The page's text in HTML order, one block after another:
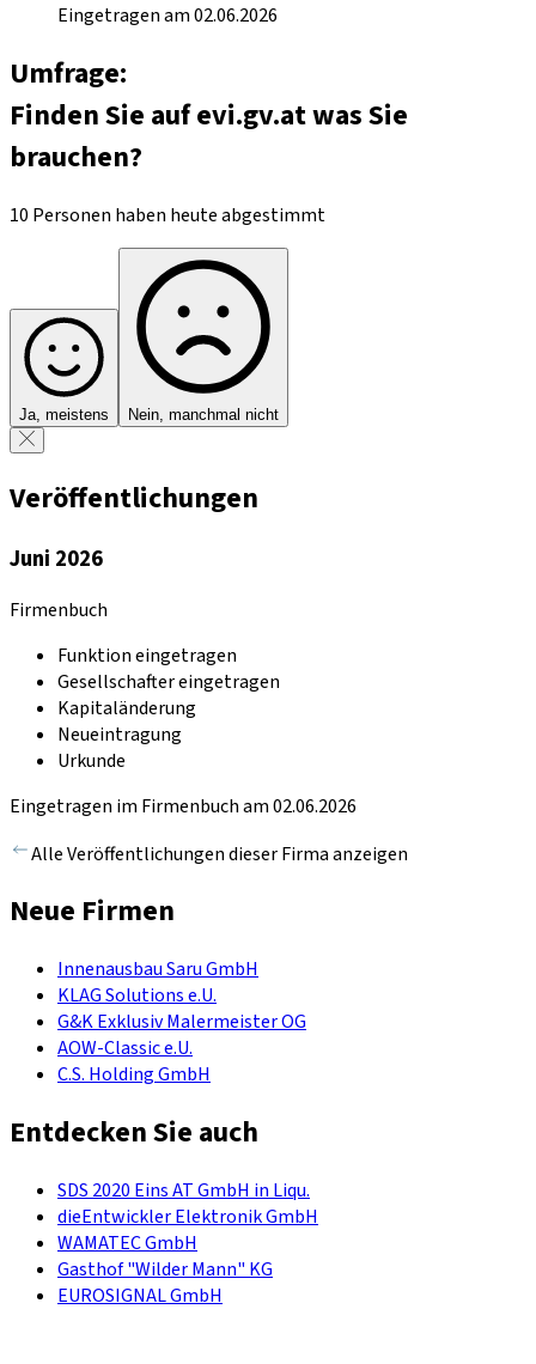
Eingetragen am 02.06.2026
Umfrage:
Finden Sie auf evi.gv.at was Sie
brauchen?
10 Personen haben heute abgestimmt
Ja, meistens Nein, manchmal nicht
Veröffentlichungen
Juni 2026
Firmenbuch
Funktion eingetragen
Gesellschafter eingetragen
Kapitaländerung
Neueintragung
Urkunde
Eingetragen im Firmenbuch am 02.06.2026
Alle Veröffentlichungen dieser Firma anzeigen
Neue Firmen
Innenausbau Saru GmbH
KLAG Solutions e.U.
G&K Exklusiv Malermeister OG
AOW-Classic e.U.
C.S. Holding GmbH
Entdecken Sie auch
SDS 2020 Eins AT GmbH in Liqu.
dieEntwickler Elektronik GmbH
WAMATEC GmbH
Gasthof "Wilder Mann" KG
EUROSIGNAL GmbH